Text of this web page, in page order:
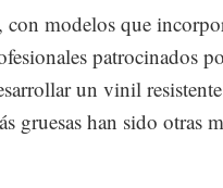
con modelos que
patrocinados
un vinil
gruesas han sido otras